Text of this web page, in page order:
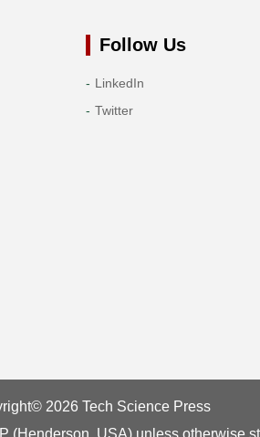
Follow Us
LinkedIn
Twitter
2026 Tech Science Press
(Henderson, USA) unless otherwise